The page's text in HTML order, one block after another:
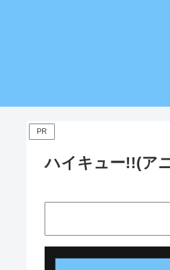
PR
ハイキュー!!(ア